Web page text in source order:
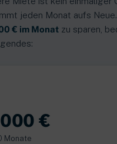
jeden Monat aufs
€ im Monat zu sparen,
€
Monate